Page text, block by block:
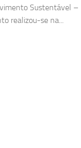
Sustentável –
realizou-se na...